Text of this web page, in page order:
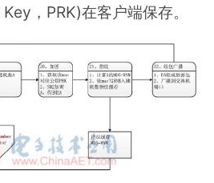
，PRK)在客户端保存。